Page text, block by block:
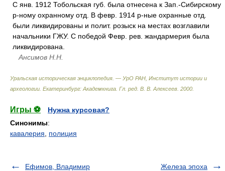
С янв. 1912 Тобольская губ. была отнесена к Зап.-Сибирскому
р-ному охранному отд. В февр. 1914 р-ные охранные отд.
были ликвидированы и полит. розыск на местах возглавили
начальники ГЖУ. С победой Февр. рев. жандармерия была
ликвидирована.
Ансимов Н.Н.
Уральская историческая энциклопедия. — УрО РАН, Институт истории и
археологии. Екатеринбург: Академкнига Гл. ред. В. В. Алексеев 2000
Игры ⚽
Нужна курсовая?
Синонимы:
кавалерия
полиция
Ефимов, Владимир
Железа эпоха